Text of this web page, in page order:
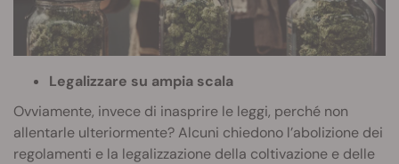
Legalizzare su ampia scala
Ovviamente, invece di inasprire le leggi, perché non
allentarle ulteriormente? Alcuni chiedono l’abolizione dei
regolamenti e la legalizzazione della coltivazione e delle